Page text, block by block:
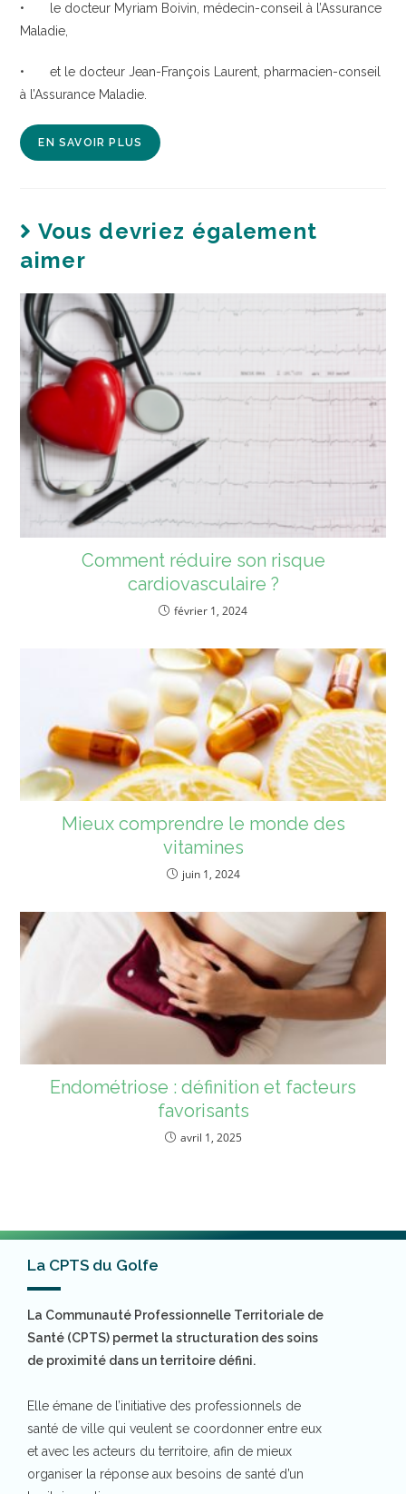
• le docteur Myriam Boivin, médecin-conseil à l’Assurance
Maladie,
• et le docteur Jean-François Laurent, pharmacien-conseil
à l’Assurance Maladie.
EN SAVOIR PLUS
Vous devriez également
aimer
Comment réduire son risque
cardiovasculaire ?
février 1, 2024
Mieux comprendre le monde des
vitamines
juin 1, 2024
Endométriose : définition et facteurs
favorisants
avril 1, 2025
La CPTS du Golfe
La Communauté Professionnelle Territoriale de
Santé (CPTS) permet la structuration des soins
de proximité dans un territoire défini.
Elle émane de l’initiative des professionnels de
santé de ville qui veulent se coordonner entre eux
et avec les acteurs du territoire, afin de mieux
organiser la réponse aux besoins de santé d’un